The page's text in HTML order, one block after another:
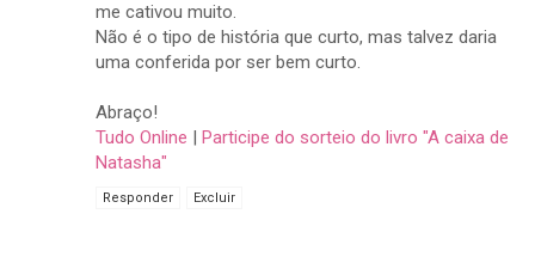
me cativou muito.
Não é o tipo de história que curto, mas talvez daria
uma conferida por ser bem curto.
Abraço!
Tudo Online
Participe do sorteio do livro "A caixa de
Natasha"
Responder Excluir